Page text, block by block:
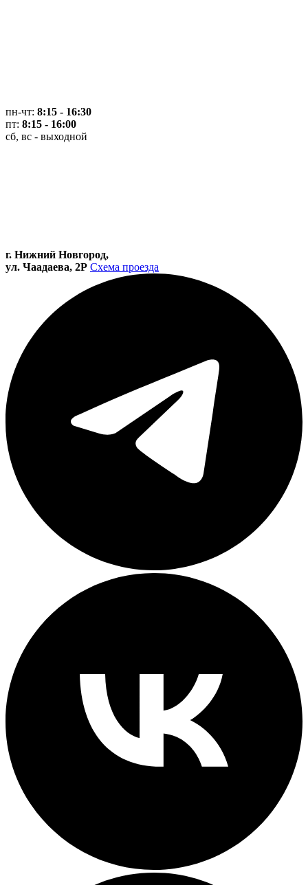
пн-чт: 8:15 - 16:30
пт: 8:15 - 16:00
сб, вс - выходной
г. Нижний Новгород,
ул. Чаадаева, 2Р Схема проезда